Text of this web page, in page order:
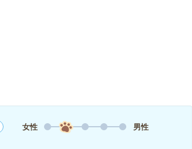
女性 男性